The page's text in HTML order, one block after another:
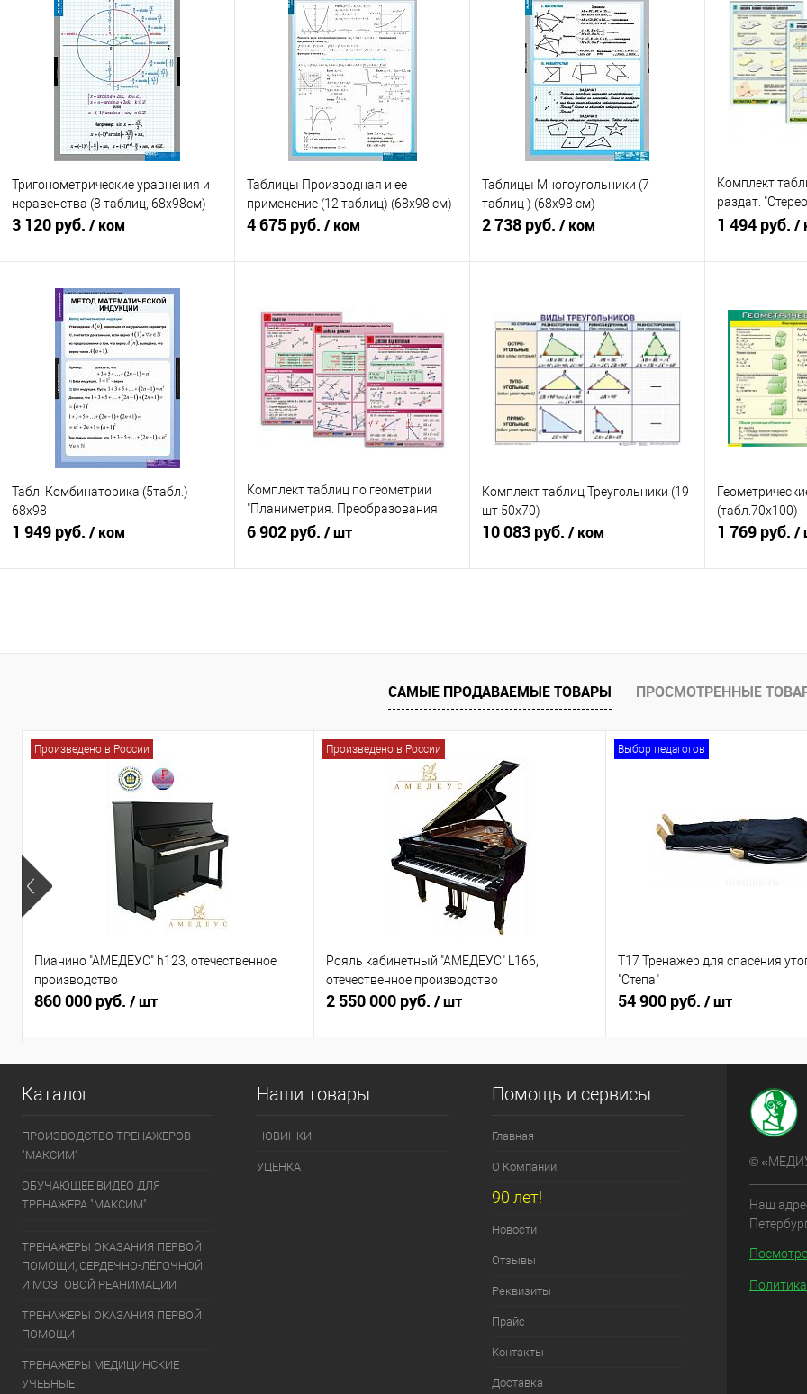
Тригонометрические уравнения и
неравенства (8 таблиц, 68х98см)
3 120 руб. / ком
В корзину
Купить в 1 клик Под заказ
Таблицы Производная и ее
применение (12 таблиц) (68х98 см)
4 675 руб. / ком
Купить в 1 клик
Таблицы Многоугольники (7
таблиц ) (68х98 см)
2 738 руб. / ком
Купить в 1 клик Под заказ
Комплект
раздат.
расп. фигур в
1 494 руб. /
Купить в 1
Табл. Комбинаторика (5табл.)
68х98
1 949 руб. / ком
Купить в 1 клик Под заказ
Комплект таблиц по геометрии
"Планиметрия. Преобразования
фигур. Координаты. Векторы" (10 т,
6 902 руб. / шт
Купить в 1 клик Под заказ
Комплект таблиц Треугольники (19
шт 50х70)
10 083 руб. / ком
Купить в 1 клик
(табл.70х100)
1 769 руб. /
Купить в 1
САМЫЕ ПРОДАВАЕМЫЕ ТОВАРЫ ПРОСМОТРЕННЫЕ
Произведено в России
Пианино "АМЕДЕУС" h123, отечественное
производство
860 000 руб. / шт
В корзину
Произведено в России
Рояль кабинетный "АМЕДЕУС" L166,
отечественное производство
2 550 000 руб. / шт
В корзину
Выбор педагогов
Т17 Тренажер для спасения
"Степа"
54 900 руб. / шт
В корзину
Каталог
ПРОИЗВОДСТВО ТРЕНАЖЕРОВ
"МАКСИМ"
ОБУЧАЮЩЕЕ ВИДЕО ДЛЯ
ТРЕНАЖЕРА "МАКСИМ"
ТРЕНАЖЕРЫ ОКАЗАНИЯ ПЕРВОЙ
ПОМОЩИ, СЕРДЕЧНО-ЛЁГОЧНОЙ
И МОЗГОВОЙ РЕАНИМАЦИИ
ТРЕНАЖЕРЫ ОКАЗАНИЯ ПЕРВОЙ
ПОМОЩИ
ТРЕНАЖЕРЫ МЕДИЦИНСКИЕ
УЧЕБНЫЕ
Наши товары
НОВИНКИ
УЦЕНКА
Помощь и сервисы
Главная
О Компании
90 лет!
Новости
Отзывы
Реквизиты
Прайс
Контакты
Доставка
©
Наш